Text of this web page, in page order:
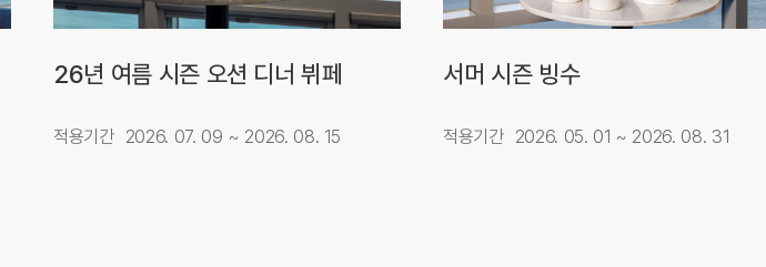
26년 여름 시즌 오션 디너 뷔페
적용기간 2026. 07. 09 ~ 2026. 08. 15
서머 시즌 빙수
적용기간 2026. 05. 01 ~ 2026. 08. 31